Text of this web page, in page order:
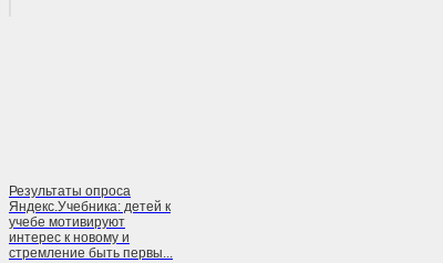
Результаты опроса
Яндекс.Учебника: детей к
учебе мотивируют
интерес к новому и
стремление быть первы...